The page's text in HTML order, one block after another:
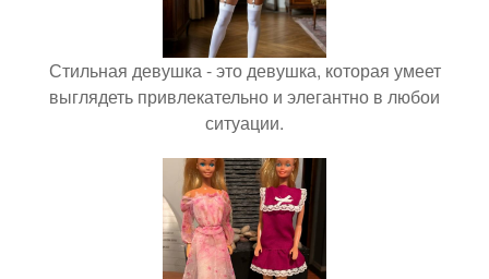
Стильная девушка - это девушка, которая умеет
выглядеть привлекательно и элегантно в любои
ситуации.